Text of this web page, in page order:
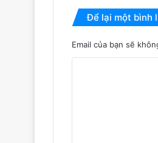
Để lại một bình
Email của bạn sẽ